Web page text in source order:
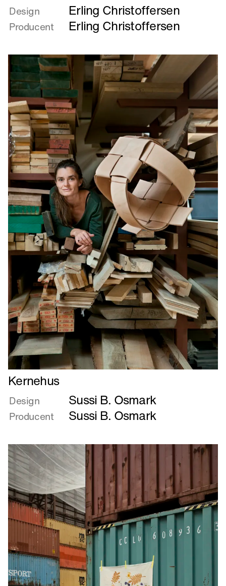
om
Hvilestol
Design Erling Christoffersen
Producent Erling Christoffersen
Læs
mere
om
Kernehus
Kernehus
Design Sussi B. Osmark
Producent Sussi B. Osmark